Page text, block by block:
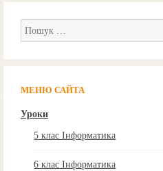
Пошук:
МЕНЮ САЙТА
Уроки
5 клас Інформатика
6 клас Інформатика